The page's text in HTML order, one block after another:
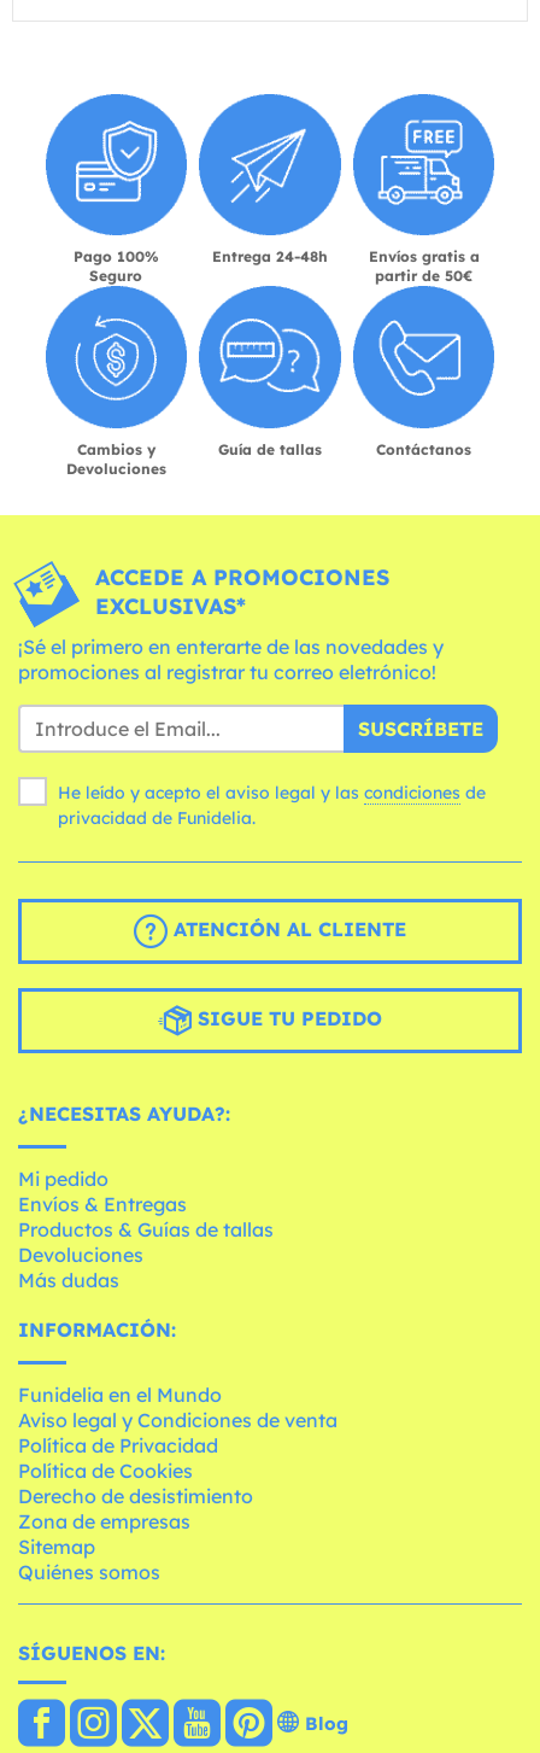
Pago 100%
Seguro
Entrega 24-48h
Envíos gratis a
partir de 50€
Cambios y
Devoluciones
Guía de tallas Contáctanos
ACCEDE A PROMOCIONES
EXCLUSIVAS*
¡Sé el primero en enterarte de las novedades y
promociones al registrar tu correo eletrónico!
SUSCRÍBETE
He leído y acepto el aviso legal y las condiciones
privacidad de Funidelia.
ATENCIÓN AL CLIENTE
SIGUE TU PEDIDO
¿NECESITAS AYUDA?:
Mi pedido
Envíos & Entregas
Productos & Guías de tallas
Devoluciones
Más dudas
INFORMACIÓN:
Funidelia en el Mundo
Aviso legal y Condiciones de venta
Política de Privacidad
Política de Cookies
Derecho de desistimiento
Zona de empresas
Sitemap
Quiénes somos
SÍGUENOS EN:
Blog